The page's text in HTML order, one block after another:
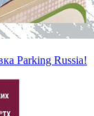
Parking Russia!